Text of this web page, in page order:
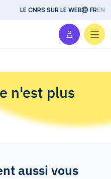
LE CNRS SUR LE WEB FREN
n'est plus
aussi vous